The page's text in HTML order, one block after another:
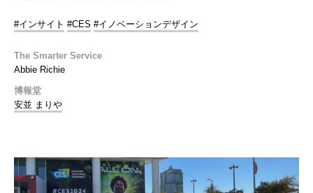
#インサイト #CES #イノベーションデザイン
The Smarter Service
Abbie Richie
博報堂
安並 まりや